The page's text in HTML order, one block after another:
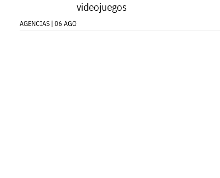
videojuegos
AGENCIAS | 06 AGO